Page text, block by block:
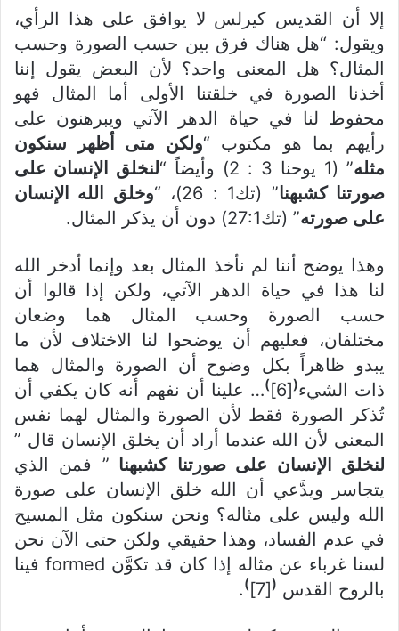
إلا أن القديس كيرلس لا يوافق على هذا الرأي،
ويقول: “هل هناك فرق بين حسب الصورة وحسب
المثال؟ هل المعنى واحد؟ لأن البعض يقول إننا
أخذنا الصورة في خلقتنا الأولى أما المثال فهو
محفوظ لنا في حياة الدهر الآتي ويبرهنون على
رأيهم بما هو مكتوب “ولكن متى أظهر سنكون
مثله” (1 يوحنا 3 : 2) وأيضاً “
لنخلق الإنسان على
صورتنا كشبهنا” (تك1 : 26)، “
وخلق الله الإنسان
على صورته” (تك27:1) دون أن يذكر المثال.
وهذا يوضح أننا لم نأخذ المثال بعد وإنما أدخر الله
لنا هذا في حياة الدهر الآتي، ولكن إذا قالوا أن
حسب الصورة وحسب المثال هما وضعان
مختلفان، فعليهم أن يوضحوا لنا الاختلاف لأن ما
يبدو ظاهراً بكل وضوح أن الصورة والمثال هما
ذات الشيء(
[6]
)… علينا أن نفهم أنه كان يكفي أن
تُذكر الصورة فقط لأن الصورة والمثال لهما نفس
المعنى لأن الله عندما أراد أن يخلق الإنسان قال ”
لنخلق الإنسان على صورتنا كشبهنا ” فمن الذي
يتجاسر ويدَّعي أن الله خلق الإنسان على صورة
الله وليس على مثاله؟ ونحن سنكون مثل المسيح
في عدم الفساد، وهذا حقيقي ولكن حتى الآن نحن
لسنا غرباء عن مثاله إذا كان قد تكوَّن formed فينا
بالروح القدس (
[7]
)
.